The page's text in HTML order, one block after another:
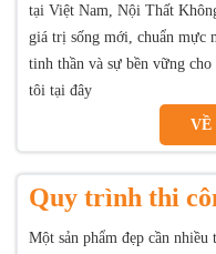
tại Việt Nam, Nội Thất
giá trị sống mới, chuẩn mực
tinh thần và sự bền vững
tôi tại đây
VỀ
Quy trình thi
Một sản phẩm đẹp cần